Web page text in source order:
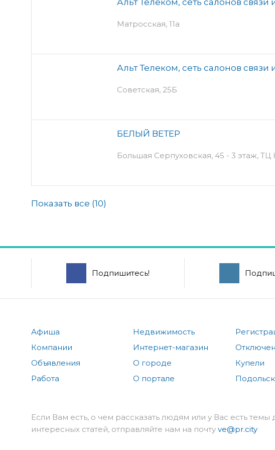
Матросская, 11а
Альт Телеком, сеть салонов связи
Советская, 25Б
БЕЛЫЙ ВЕТЕР
Большая Серпуховская, 45 - 3 этаж,
Показать все (10)
Подпишитесь!
Афиша
Компании
Объявления
Работа
Недвижимость
Интернет-магазин
О городе
О портале
Купели
Если Вам есть, о чем рассказать людям или у Вас есть темы
интересных статей, отправляйте нам на почту ve@pr.city